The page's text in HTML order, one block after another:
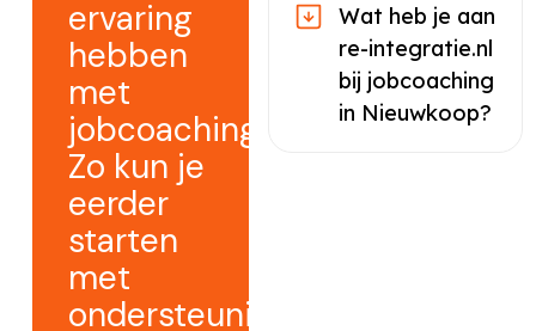
ervaring
hebben
met
jobcoaching.
Zo kun je
eerder
starten
met
ondersteuning
Wat heb je aan
re-integratie.nl
bij jobcoaching
in Nieuwkoop?